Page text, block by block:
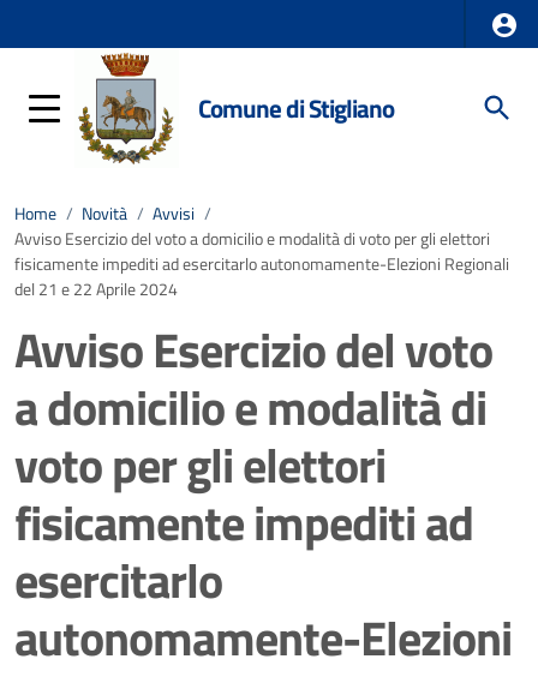
Comune di Stigliano
Home / Novità / Avvisi /
Avviso Esercizio del voto a domicilio e modalità di voto per gli elettori
fisicamente impediti ad esercitarlo autonomamente-Elezioni Regionali
del 21 e 22 Aprile 2024
Avviso Esercizio del voto
a domicilio e modalità di
voto per gli elettori
fisicamente impediti ad
esercitarlo
autonomamente-Elezioni